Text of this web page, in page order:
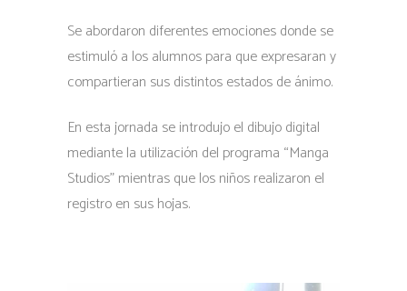
Se abordaron diferentes emociones donde se
estimuló a los alumnos para que expresaran y
compartieran sus distintos estados de ánimo.
En esta jornada se introdujo el dibujo digital
mediante la utilización del programa “Manga
Studios” mientras que los niños realizaron el
registro en sus hojas.